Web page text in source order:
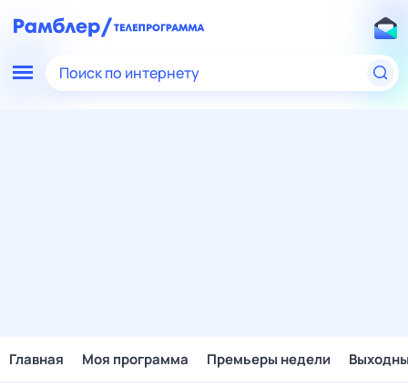
Поиск по интернету
Главная Моя программа Премьеры недели